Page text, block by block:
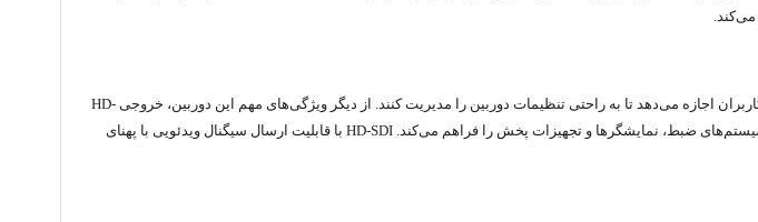
می‌کند.
گالاتیک مدل HD600U با در نظر گرفتن سهولت استفاده، طراحی شده است. رابط کاربری ساده و کنترل‌های شهودی، به کاربران اجازه می‌دهد تا به راحتی تنظیمات دوربین را مدیریت کنند. از دیگر ویژگی‌های مهم این دوربین، خروجی HD-
SDI است. این نوع خروجی، استانداردی صنعتی برای انتقال ویدئوهای با کیفیت بالا است و امکان اتصال به انواع مختلف سیستم‌های ضبط، نمایشگرها و تجهیزات پخش را فراهم می‌کند. HD-SDI با قابلیت ارسال سیگنال ویدئویی با پهنای